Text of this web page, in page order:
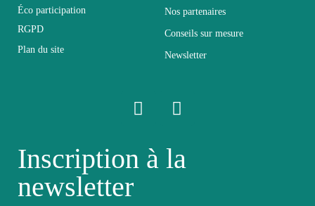
Non Empilable
Fixe Fixe
Garantie
Éco participation
RGPD
Plan du site
Nos partenaires
Conseils sur mesure
Newsletter
Inscription à la
newsletter